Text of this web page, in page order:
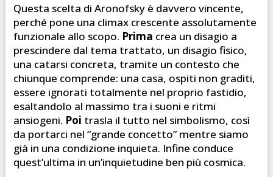
Questa scelta di Aronofsky è davvero vincente,
perché pone una climax crescente assolutamente
funzionale allo scopo. Prima crea un disagio a
prescindere dal tema trattato, un disagio fisico,
una catarsi concreta, tramite un contesto che
chiunque comprende: una casa, ospiti non graditi,
essere ignorati totalmente nel proprio fastidio,
esaltandolo al massimo tra i suoni e ritmi
ansiogeni. Poi trasla il tutto nel simbolismo, così
da portarci nel “grande concetto” mentre siamo
già in una condizione inquieta. Infine conduce
quest’ultima in un’inquietudine ben più cosmica.